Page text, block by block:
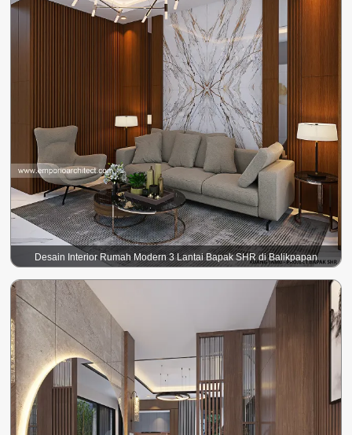
Desain Interior Rumah Modern 3 Lantai Bapak SHR di Balikpapan